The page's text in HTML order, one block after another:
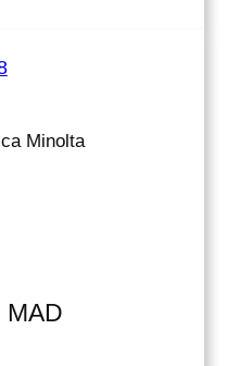
Minolta
MADL